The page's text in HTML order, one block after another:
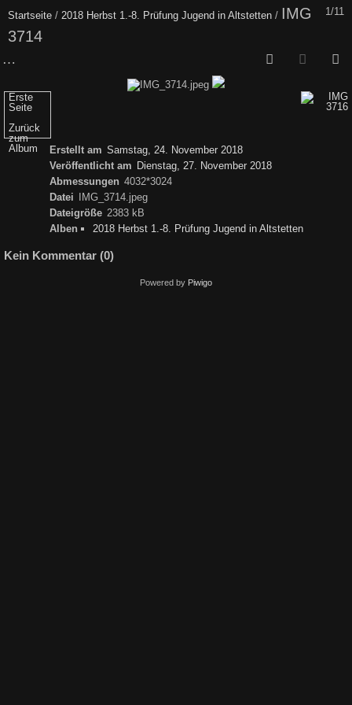
1/11
Startseite / 2018 Herbst 1.-8. Prüfung Jugend in Altstetten / IMG
3714
Erste
Seite
Zurück
zum
Album
Erstellt am Samstag, 24. November 2018
Veröffentlicht am Dienstag, 27. November 2018
Abmessungen 4032*3024
Datei
IMG_3714.jpeg
Dateigröße 2383 kB
Alben
2018 Herbst 1.-8. Prüfung Jugend in Altstetten
Kein Kommentar (0)
Powered by Piwigo